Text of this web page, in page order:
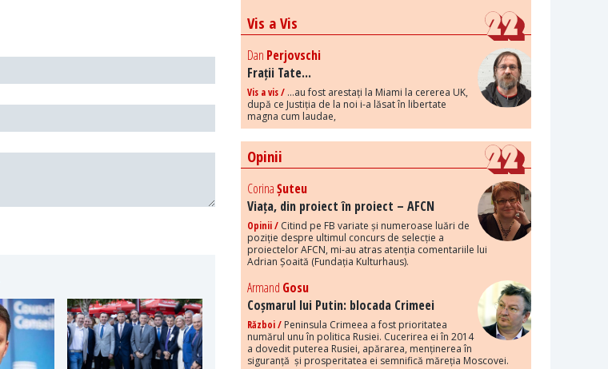
Vis a Vis
Dan Perjovschi
Frații Tate...
Vis a vis / ...au fost arestați la Miami la cererea UK,
după ce Justiția de la noi i-a lăsat în libertate
magna cum laudae,
Opinii
CorinaȘuteu
Viața, din proiect în proiect – AFCN
Opinii / Citind pe FB variate și numeroase luări de
poziție despre ultimul concurs de selecție a
proiectelor AFCN, mi-au atras atenția comentariile lui
Adrian Șoaită (Fundația Kulturhaus).
Armand Gosu
Coșmarul lui Putin: blocada Crimeei
Război / Peninsula Crimeea a fost prioritatea
numărul unu în politica Rusiei. Cucerirea ei în 2014
a dovedit puterea Rusiei, apărarea, menținerea în
siguranță și prosperitatea ei semnifică măreția Moscovei.